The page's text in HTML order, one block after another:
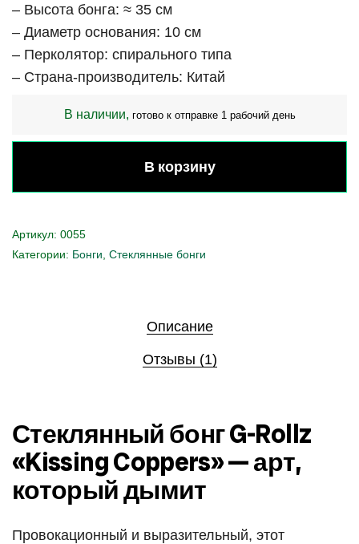
– Высота бонга: ≈ 35 см
– Диаметр основания: 10 см
– Перколятор: спирального типа
– Страна-производитель: Китай
В наличии, готово к отправке 1 рабочий день
В корзину
Артикул: 0055
Категории: Бонги Стеклянные бонги
Описание
Отзывы (1)
Стеклянный бонг G-Rollz
«Kissing Coppers» — арт,
который дымит
Провокационный и выразительный, этот